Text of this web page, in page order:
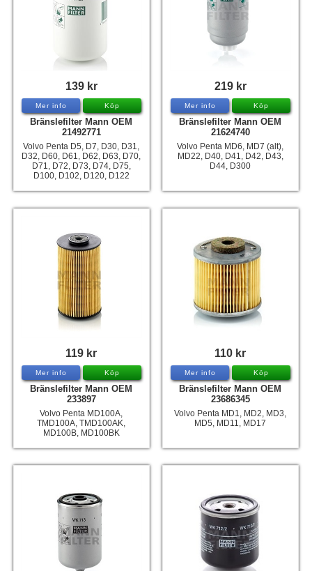
139 kr
Mer info Köp
Bränslefilter Mann OEM
21492771
Volvo Penta D5, D7, D30, D31,
D32, D60, D61, D62, D63, D70,
D71, D72, D73, D74, D75,
D100, D102, D120, D122
219 kr
Mer info Köp
Bränslefilter Mann OEM
21624740
Volvo Penta MD6, MD7 (alt),
MD22, D40, D41, D42, D43,
D44, D300
119 kr
Mer info Köp
Bränslefilter Mann OEM
233897
Volvo Penta MD100A,
TMD100A, TMD100AK,
MD100B, MD100BK
110 kr
Mer info Köp
Bränslefilter Mann OEM
23686345
Volvo Penta MD1, MD2, MD3,
MD5, MD11, MD17